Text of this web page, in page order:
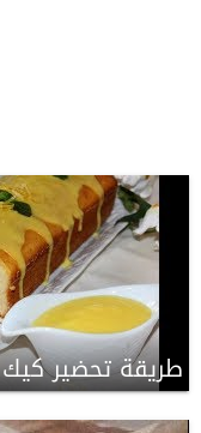
طريقة تحضير كيك